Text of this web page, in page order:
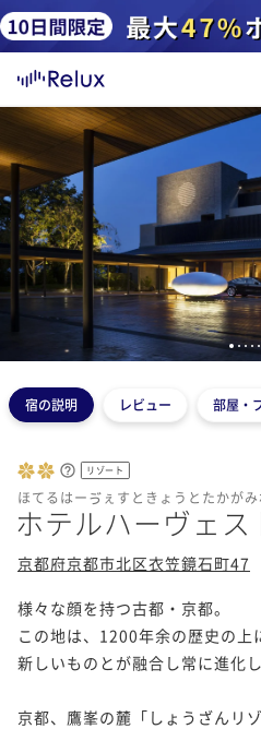
1 2 3 4
宿の説明 レビュー 部屋・
リゾート
ほてるはーゔぇすときょうとたかがみ
ホテルハーヴェ
京都府京都市北区衣笠鏡石町47
様々な顔を持つ古都・京都。
この地は、1200年余の歴史の上
新しいものとが融合し常に進化
京都、鷹峯の麓「しょうざんリ